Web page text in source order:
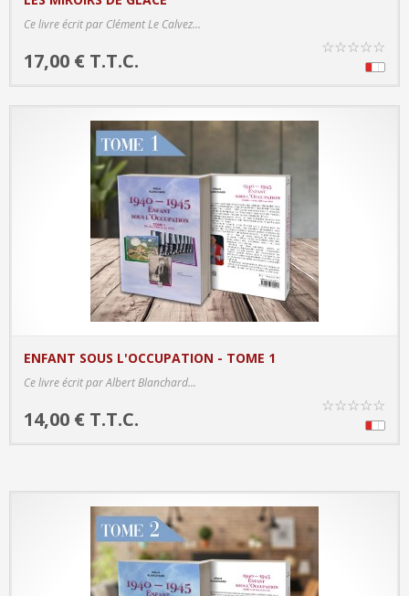
Ce livre écrit par Clément Le Calvez...
17,00 € T.T.C.
☆☆☆☆☆
ENFANT SOUS L'OCCUPATION - TOME 1
Ce livre écrit par Albert Blanchard...
14,00 € T.T.C.
☆☆☆☆☆